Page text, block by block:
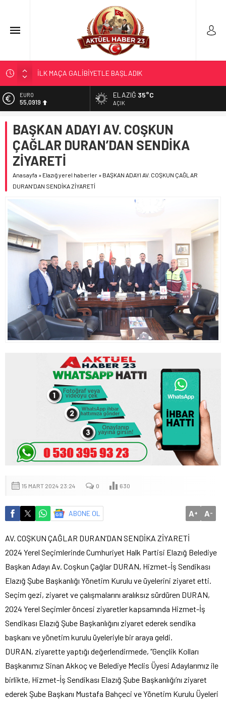
KALE’YE TAKFİYE YAPILDI…
GÜR; ”GELECEĞE YATIRIM YAPALIM…”
YENİ SEZON; YENİ KURALLAR…
EURO
55,0919
6.525,81
BİST
13.703,13
47,5932
ELAZIĞ 35°C
AÇIK
BAŞKAN ADAYI AV. COŞKUN
ÇAĞLAR DURAN’DAN SENDİKA
ZİYARETİ
Anasayfa » Elazığ yerel haberler » BAŞKAN ADAYI AV. COŞKUN ÇAĞLAR
DURAN’DAN SENDİKA ZİYARETİ
15 MART 2024 23:24 0 630
ABONE OL A+ A-
AV. COŞKUN ÇAĞLAR DURAN’DAN SENDİKA ZİYARETİ
2024 Yerel Seçimlerinde Cumhuriyet Halk Partisi Elazığ Belediye
Başkan Adayı Av. Coşkun Çağlar DURAN, Hizmet-İş Sendikası
Elazığ Şube Başkanlığı Yönetim Kurulu ve üyelerini ziyaret etti.
Seçim gezi, ziyaret ve çalışmalarını aralıksız sürdüren DURAN,
2024 Yerel Seçimler öncesi ziyaretler kapsamında Hizmet-İş
Sendikası Elazığ Şube Başkanlığını ziyaret ederek sendika
başkanı ve yönetim kurulu üyeleriyle bir araya geldi.
DURAN, ziyarette yaptığı değerlendirmede, ‘’Gençlik Kolları
Başkanımız Sinan Akkoç ve Belediye Meclis Üyesi Adaylarımız ile
birlikte, Hizmet-İş Sendikası Elazığ Şube Başkanlığı’nı ziyaret
ederek Şube Başkanı Mustafa Bahçeci ve Yönetim Kurulu Üyeleri